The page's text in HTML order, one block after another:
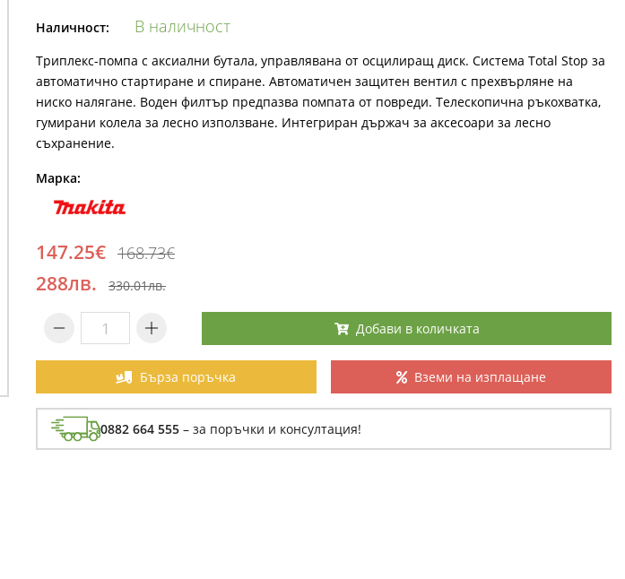
Наличност: В наличност
Триплекс-помпа с аксиални бутала, управлявана от осцилиращ диск. Система Total Stop за
автоматично стартиране и спиране. Автоматичен защитен вентил с прехвърляне на
ниско наляганe. Воден филтър предпазва помпата от повреди. Телескопична ръкохватка,
гумирани колела за лесно използване. Интегриран държач за аксесоари за лесно
съхранение.
Марка:
147.25€ 168.73€
288лв. 330.01лв.
Добави в количката
Бърза поръчка Вземи на изплащане
0882 664 555 – за поръчки и консултация!